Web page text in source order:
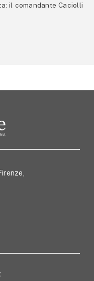
il comandante Caciolli